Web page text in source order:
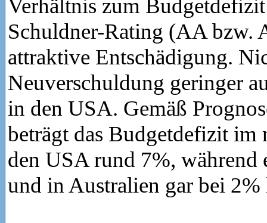
Verhältnis zum
Schuldner-Rating (AA bzw.
attraktive Entschädigung.
Neuverschuldung geringer
in den USA. Gemäß
beträgt das Budgetdefizit im
den USA rund 7%, während
und in Australien gar bei